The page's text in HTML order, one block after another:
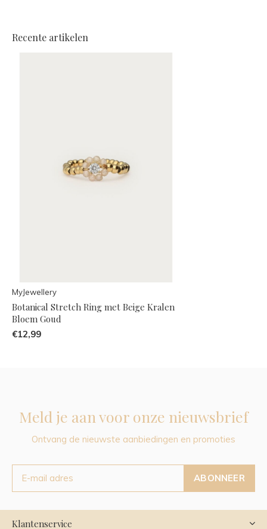
Recente artikelen
MyJewellery
Botanical Stretch Ring met Beige Kralen
Bloem Goud
€12,99
Meld je aan voor onze nieuwsbrief
Ontvang de nieuwste aanbiedingen en promoties
ABONNEER
Klantenservice